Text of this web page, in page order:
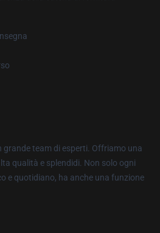
grande team di esperti. Offriamo una
qualità e splendidi. Non solo ogni
e quotidiano, ha anche una funzione